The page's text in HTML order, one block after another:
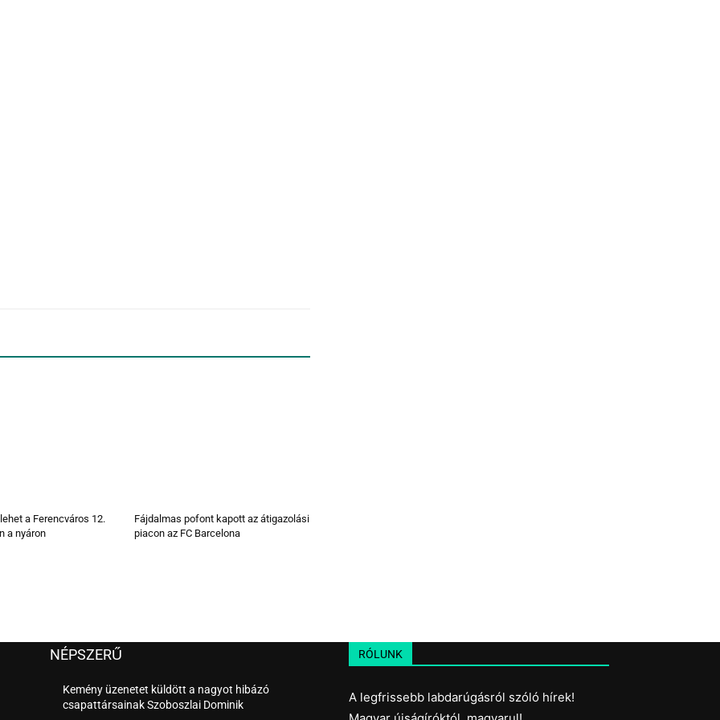
a Ferencváros 12.
a nyáron
Fájdalmas pofont kapott az átigazolási
piacon az FC Barcelona
NÉPSZERŰ
Kemény üzenetet küldött a nagyot hibázó
csapattársainak Szoboszlai Dominik
RÓLUNK
A legfrissebb labdarúgásról szóló hírek!